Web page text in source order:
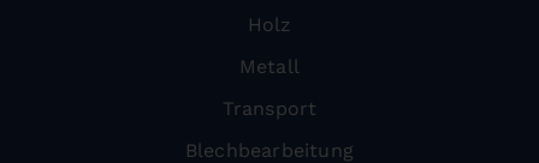
Holz
Metall
Transport
Blechbearbeitung